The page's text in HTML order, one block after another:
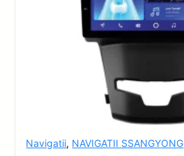
Navigatii, NAVIGATII SSANGYONG